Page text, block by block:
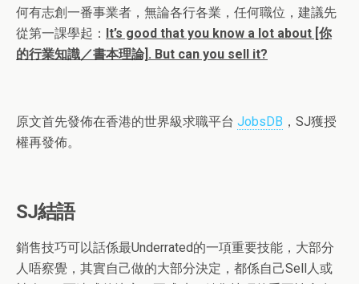
何有志創一番事業者，無論各行各業，任何職位，建議先
從第一課學起： It’s good that you know a lot about [你
的行業知識／書本理論]. But can you sell it?
原文首先發佈在香港的世界級求職平台 JobsDB ，SJ獲授
權再發佈。
SJ結語
銷售技巧可以話係最Underrated的一項重要技能，大部分
人唔察覺，其實自己做的大部分決定，都係自己Sell人或